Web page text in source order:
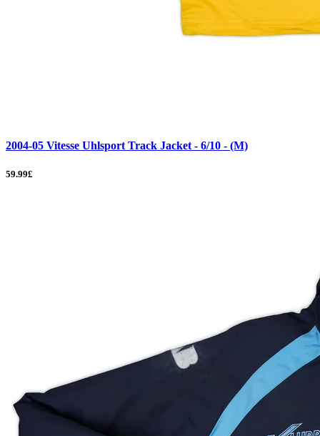
2004-05 Vitesse Uhlsport Track Jacket - 6/10 - (M)
59.99£